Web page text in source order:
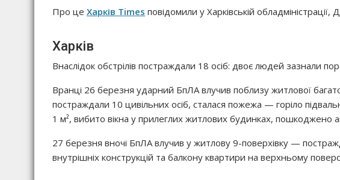
Про це Харків Times повідомили у Харківській обладміністрації,
Харків
Внаслідок обстрілів постраждали 18 осіб: двоє людей зазнали
Вранці 26 березня ударний БпЛА влучив поблизу житлової
постраждали 10 цивільних осіб, сталася пожежа — горіло
1 м², вибито вікна у прилеглих житлових будинках, пошкоджено
27 березня вночі БпЛА влучив у житлову 9-поверхівку —
внутрішніх конструкцій та балкону квартири на верхньому